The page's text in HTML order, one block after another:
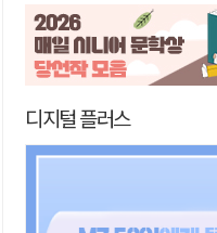
디지털 플러스